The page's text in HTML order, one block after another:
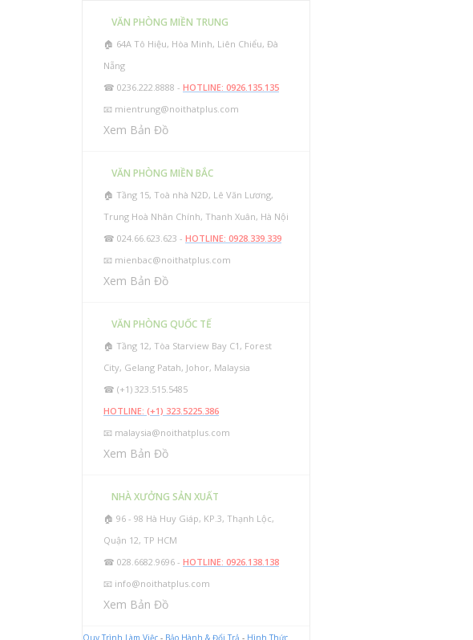
VĂN PHÒNG MIỀN TRUNG
🏠 64A Tô Hiệu, Hòa Minh, Liên Chiểu, Đà
Nẵng
☎ 0236.222.8888 - HOTLINE: 0926.135.135
📧 mientrung@noithatplus.com
Xem Bản Đồ
VĂN PHÒNG MIỀN BẮC
🏠 Tầng 15, Toà nhà N2D, Lê Văn Lương,
Trung Hoà Nhân Chính, Thanh Xuân, Hà Nội
☎ 024.66.623.623 - HOTLINE: 0928.339.339
📧 mienbac@noithatplus.com
Xem Bản Đồ
VĂN PHÒNG QUỐC TẾ
🏠 Tầng 12, Tòa Starview Bay C1, Forest
City, Gelang Patah, Johor, Malaysia
☎ (+1) 323.515.5485
HOTLINE: (+1) 323.5225.386
📧 malaysia@noithatplus.com
Xem Bản Đồ
NHÀ XƯỞNG SẢN XUẤT
🏠 96 - 98 Hà Huy Giáp, KP.3, Thạnh Lộc,
Quận 12, TP HCM
☎ 028.6682.9696 - HOTLINE: 0926.138.138
📧 info@noithatplus.com
Xem Bản Đồ
Quy Trình Làm Việc - Bảo Hành & Đổi Trả - Hình Thức